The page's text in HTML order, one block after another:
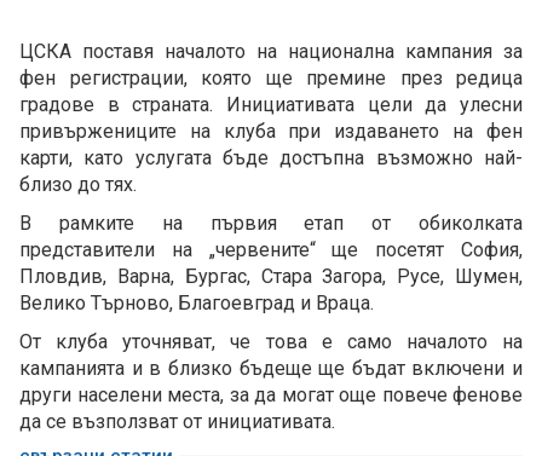
ЦСКА поставя началото на национална кампания за
фен регистрации, която ще премине през редица
градове в страната. Инициативата цели да улесни
привържениците на клуба при издаването на фен
карти, като услугата бъде достъпна възможно най-
близо до тях.
В рамките на първия етап от обиколката
представители на „червените“ ще посетят София,
Пловдив, Варна, Бургас, Стара Загора, Русе, Шумен,
Велико Търново, Благоевград и Враца.
От клуба уточняват, че това е само началото на
кампанията и в близко бъдеще ще бъдат включени и
други населени места, за да могат още повече фенове
да се възползват от инициативата.